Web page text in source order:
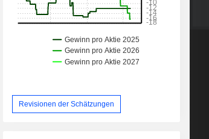
Revisionen der Schätzungen